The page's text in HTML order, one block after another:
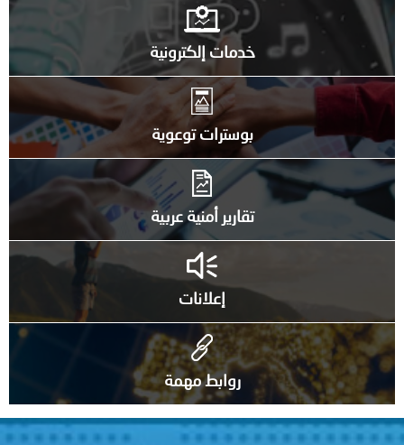
خدمات إلكترونية
بوسترات توعوية
تقارير أمنية عربية
إعلانات
روابط مهمة